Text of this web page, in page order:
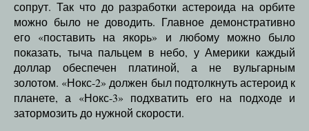
сопрут. Так что до разработки астероида на орбите
можно было не доводить. Главное демонстративно
его «поставить на якорь» и любому можно было
показать, тыча пальцем в небо, у Америки каждый
доллар обеспечен платиной, а не вульгарным
золотом. «Нокс-2» должен был подтолкнуть астероид к
планете, а «Нокс-3» подхватить его на подходе и
затормозить до нужной скорости.